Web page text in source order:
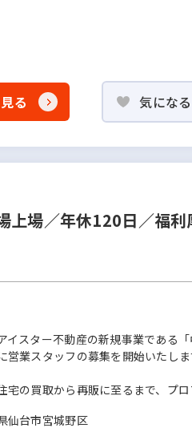
る 気になる
上場／年休120日／福
イスター不動産の新規事業である
営業スタッフの募集を開始いたしま
宅の買取から再販に至るまで、プ
仙台市宮城野区